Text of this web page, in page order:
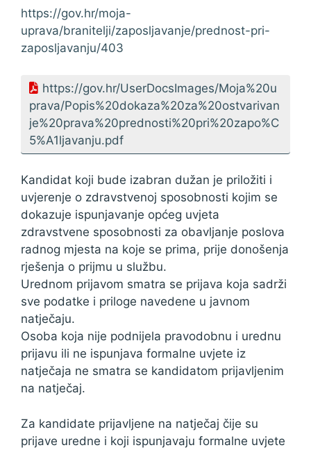
https://gov.hr/moja-
uprava/branitelji/zaposljavanje/prednost-pri-
zaposljavanju/403
https://gov.hr/UserDocsImages/Moja%20u
prava/Popis%20dokaza%20za%20ostvarivan
je%20prava%20prednosti%20pri%20zapo%C
5%A1ljavanju.pdf
Kandidat koji bude izabran dužan je priložiti i
uvjerenje o zdravstvenoj sposobnosti kojim se
dokazuje ispunjavanje općeg uvjeta
zdravstvene sposobnosti za obavljanje poslova
radnog mjesta na koje se prima, prije donošenja
rješenja o prijmu u službu.
Urednom prijavom smatra se prijava koja sadrži
sve podatke i priloge navedene u javnom
natječaju.
Osoba koja nije podnijela pravodobnu i urednu
prijavu ili ne ispunjava formalne uvjete iz
natječaja ne smatra se kandidatom prijavljenim
na natječaj.
Za kandidate prijavljene na natječaj čije su
prijave uredne i koji ispunjavaju formalne uvjete